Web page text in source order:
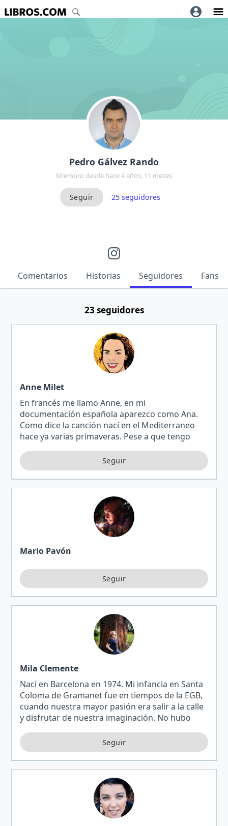
Pedro Gálvez Rando
Miembro desde hace 4 años, 11 meses
25seguidores
Comentarios Historias Seguidores Fans
23 seguidores
Anne Milet
En francés me llamo Anne, en mi
documentación española aparezco como Ana.
Como dice la canción nací en el Mediterraneo
hace ya varias primaveras. Pese a que tengo
encanta escribir. Todavía recuerdo cuand…
Mario Pavón
Mila Clemente
Nací en Barcelona en 1974. Mi infancia en Santa
Coloma de Gramanet fue en tiempos de la EGB,
cuando nuestra mayor pasión era salir a la calle
y disfrutar de nuestra imaginación. No hubo
nuestra dive…